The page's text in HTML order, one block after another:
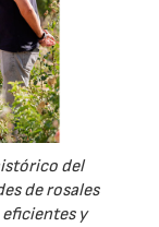
del
de rosales
y